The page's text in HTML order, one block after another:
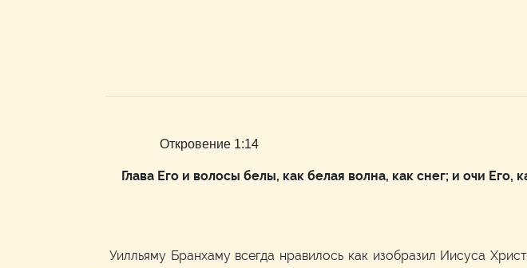
Откровение 1:14
Глава Его и волосы белы, как белая волна, как снег; и очи Его,
Уилльяму Бранхаму всегда нравилось как изобразил Иисуса